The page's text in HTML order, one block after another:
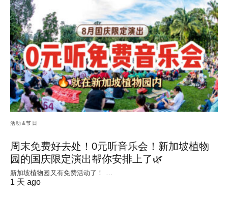
活动&节日
周末免费好去处！0元听音乐会！新加坡植物
园的国庆限定演出帮你安排上了🌿
新加坡植物园又有免费活动了！ …
1 天 ago